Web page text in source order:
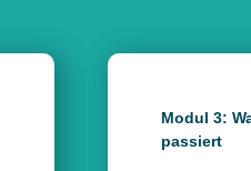
Modul 3:
passiert